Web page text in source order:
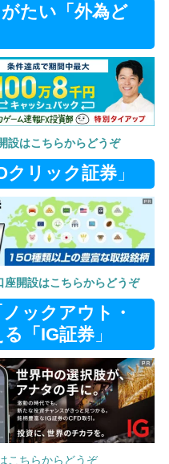
たい「外為ど
設はこちらからどうぞ
クリック証券」
開設はこちらからどうぞ
ックアウト・
「IG証券」
こちらからどうぞ